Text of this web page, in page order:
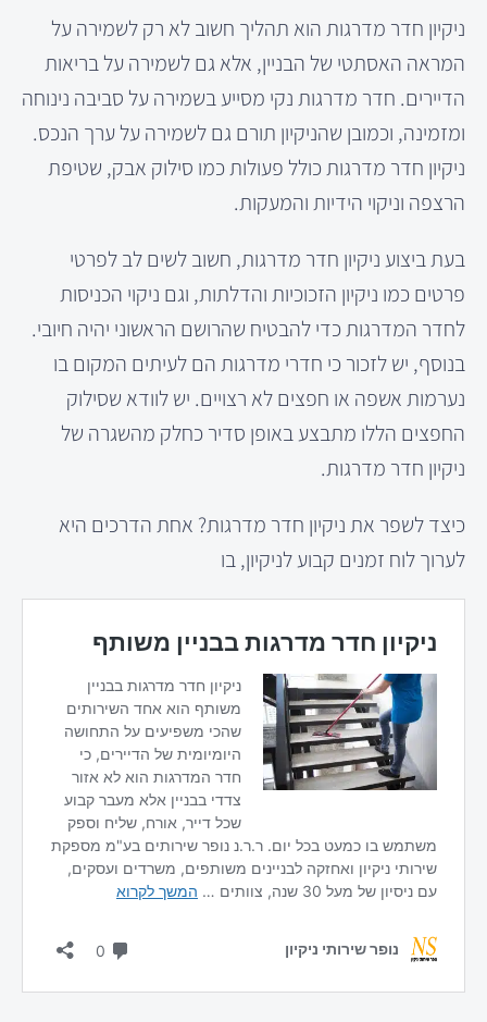
ניקיון חדר מדרגות הוא תהליך חשוב לא רק לשמירה על
המראה האסתטי של הבניין, אלא גם לשמירה על בריאות
הדיירים. חדר מדרגות נקי מסייע בשמירה על סביבה נינוחה
ומזמינה, וכמובן שהניקיון תורם גם לשמירה על ערך הנכס.
ניקיון חדר מדרגות כולל פעולות כמו סילוק אבק, שטיפת
הרצפה וניקוי הידיות והמעקות.
בעת ביצוע ניקיון חדר מדרגות, חשוב לשים לב לפרטי
פרטים כמו ניקיון הזכוכיות והדלתות, וגם ניקוי הכניסות
לחדר המדרגות כדי להבטיח שהרושם הראשוני יהיה חיובי.
בנוסף, יש לזכור כי חדרי מדרגות הם לעיתים המקום בו
נערמות אשפה או חפצים לא רצויים. יש לוודא שסילוק
החפצים הללו מתבצע באופן סדיר כחלק מהשגרה של
ניקיון חדר מדרגות.
כיצד לשפר את ניקיון חדר מדרגות? אחת הדרכים היא
לערוך לוח זמנים קבוע לניקיון, בו